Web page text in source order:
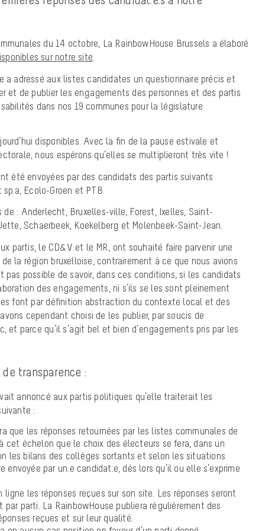
du 14 octobre, La RainbowHouse Brussels a élaboré
sur notre site.
a adressé aux listes candidates un questionnaire précis et
et de publier les engagements des personnes et des partis
dans nos 19 communes pour la législature
disponibles. Avec la fin de la pause estivale et
nous espérons qu’elles se multiplieront très vite !
été envoyées par des candidats des partis suivants
sp.a, Ecolo-Groen et PTB.
de : Anderlecht, Bruxelles-ville, Forest, Ixelles, Saint-
Schaerbeek, Koekelberg et Molenbeek-Saint-Jean.
partis, le CD&V et le MR, ont souhaité faire parvenir une
la région bruxelloise, contrairement à ce que nous avions
possible de savoir, dans ces conditions, si les candidats
des engagements, ni s’ils se les sont pleinement
font par définition abstraction du contexte local et des
cependant choisi de les publier, par soucis de
et parce qu’il s’agit bel et bien d’engagements pris par les
transparence :
annoncé aux partis politiques qu’elle traiterait les
:
que les réponses retournées par les listes communales de
cet échelon que le choix des électeurs se fera, dans un
les bilans des collèges sortants et selon les situations
par un.e candidat.e, dès lors qu’il ou elle s’exprime
les réponses reçues sur son site. Les réponses seront
parti. La RainbowHouse publiera régulièrement des
reçues et sur leur qualité.